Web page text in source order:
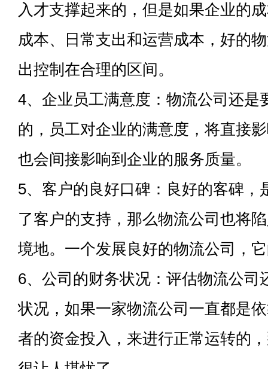
入才支撑起来的，但是如果企业的
成本、日常支出和运营成本，好的
出控制在合理的区间。
4、企业员工满意度：物流公司还是
的，员工对企业的满意度，将直接
也会间接影响到企业的服务质量。
5、客户的良好口碑：良好的客碑，
了客户的支持，那么物流公司也将
境地。一个发展良好的物流公司，
6、公司的财务状况：评估物流公司
状况，如果一家物流公司一直都是
者的资金投入，来进行正常运转的